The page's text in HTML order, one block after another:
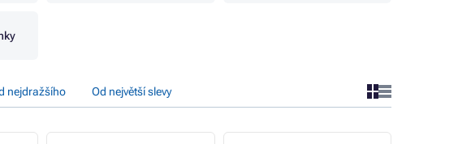
nejdražšího Od největší slevy